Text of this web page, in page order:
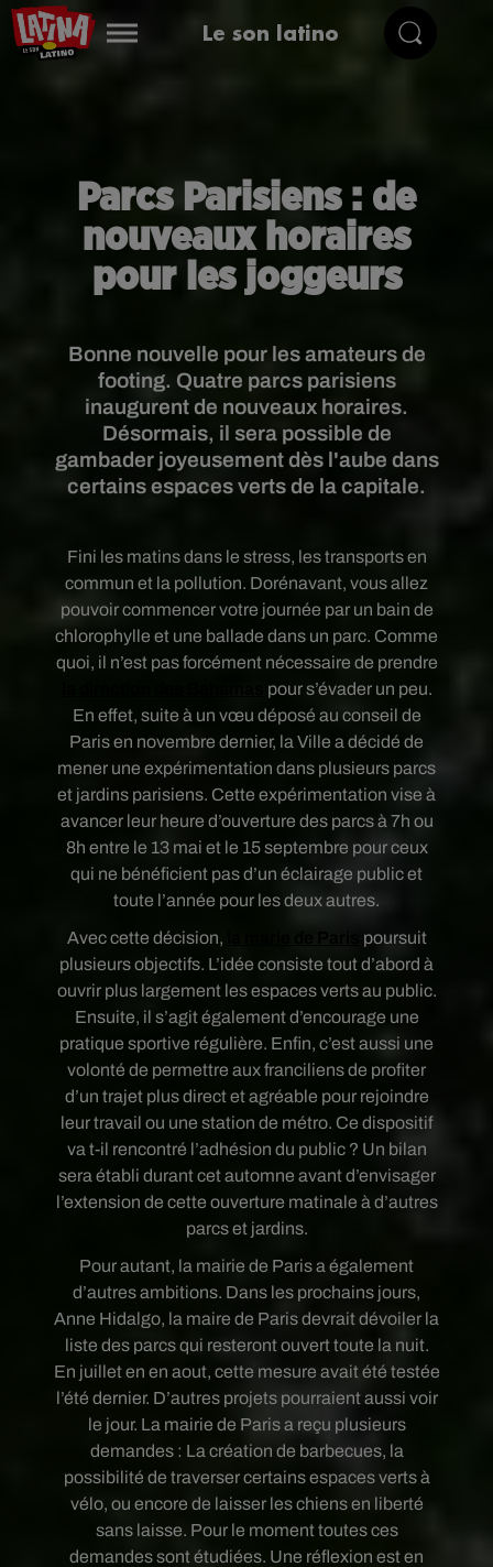
Le son latino
Parcs Parisiens : de
nouveaux horaires
pour les joggeurs
Bonne nouvelle pour les amateurs de
footing. Quatre parcs parisiens
inaugurent de nouveaux horaires.
Désormais, il sera possible de
gambader joyeusement dès l'aube dans
certains espaces verts de la capitale.
Fini les matins dans le stress, les transports en
commun et la pollution. Dorénavant, vous allez
pouvoir commencer votre journée par un bain de
chlorophylle et une ballade dans un parc. Comme
quoi, il n’est pas forcément nécessaire de prendre
pour s’évader un peu.
En effet, suite à un vœu déposé au conseil de
Paris en novembre dernier, la Ville a décidé de
mener une expérimentation dans plusieurs parcs
et jardins parisiens. Cette expérimentation vise à
avancer leur heure d’ouverture des parcs à 7h ou
8h entre le 13 mai et le 15 septembre pour ceux
qui ne bénéficient pas d’un éclairage public et
toute l’année pour les deux autres.
Avec cette décision,
poursuit
plusieurs objectifs. L’idée consiste tout d’abord à
ouvrir plus largement les espaces verts au public.
Ensuite, il s’agit également d’encourage une
pratique sportive régulière. Enfin, c’est aussi une
volonté de permettre aux franciliens de profiter
d’un trajet plus direct et agréable pour rejoindre
leur travail ou une station de métro. Ce dispositif
va t-il rencontré l’adhésion du public ? Un bilan
sera établi durant cet automne avant d’envisager
l’extension de cette ouverture matinale à d’autres
parcs et jardins.
Pour autant, la mairie de Paris a également
d’autres ambitions. Dans les prochains jours,
Anne Hidalgo, la maire de Paris devrait dévoiler la
liste des parcs qui resteront ouvert toute la nuit.
En juillet en en aout, cette mesure avait été testée
l’été dernier. D’autres projets pourraient aussi voir
le jour. La mairie de Paris a reçu plusieurs
demandes : La création de barbecues, la
possibilité de traverser certains espaces verts à
vélo, ou encore de laisser les chiens en liberté
sans laisse. Pour le moment toutes ces
demandes sont étudiées. Une réflexion est en